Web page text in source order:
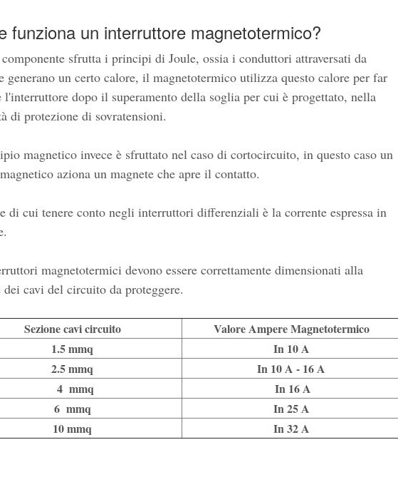
funziona un interruttore magnetotermico?
sfrutta i principi di Joule, ossia i conduttori attraversati da
generano un certo calore, il magnetotermico utilizza questo calore per far
l'interruttore dopo il superamento della soglia per cui è progettato, nella
di protezione di sovratensioni.
magnetico invece è sfruttato nel caso di cortocircuito, in questo caso un
aziona un magnete che apre il contatto.
di cui tenere conto negli interruttori differenziali è la corrente espressa in
magnetotermici devono essere correttamente dimensionati alla
dei cavi del circuito da proteggere.
Sezione cavi circuito
Valore Ampere Magnetotermico
1.5 mmq
In 10 A
2.5 mmq
In 10 A - 16 A
4 mmq
In 16 A
6 mmq
In 25 A
10 mmq
In 32 A